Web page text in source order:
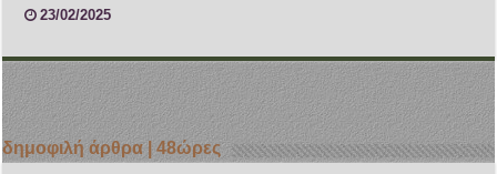
23/02/2025
δημοφιλή άρθρα | 48ώρες